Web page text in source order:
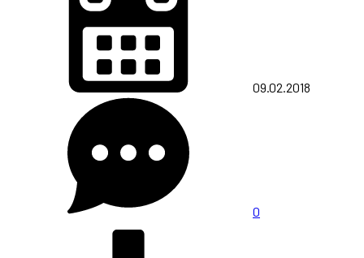
09.02.2018
0